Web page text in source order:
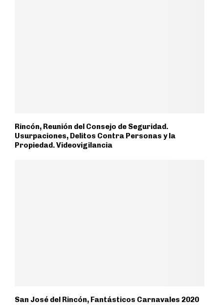
Rincón, Reunión del Consejo de Seguridad.
Usurpaciones, Delitos Contra Personas y la
Propiedad. Videovigilancia
San José del Rincón, Fantásticos Carnavales 2020